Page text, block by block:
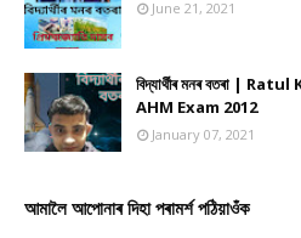
June 21, 2021
বিদ্যাৰ্থীৰ মনৰ বতৰা |
AHM Exam 2012
January 07, 2021
আমালৈ আপোনাৰ দিহা পৰামৰ্শ পঠিয়াওঁক